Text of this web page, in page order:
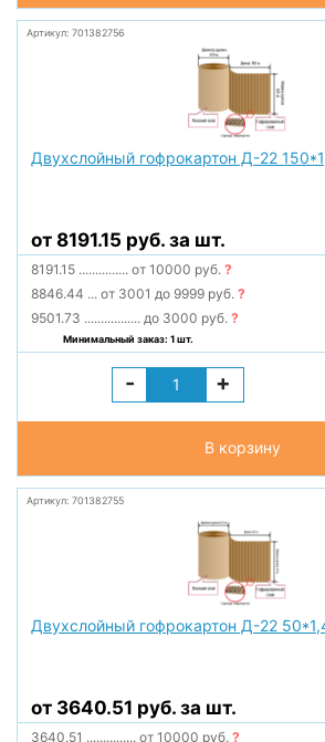
Артикул: 701382756
Двухслойный гофрокартон Д-22
от 8191.15 руб. за шт.
8191.15 ............... от 10000 руб.?
8846.44 ... от 3001 до 9999 руб.?
9501.73 ................. до 3000 руб.?
Минимальный заказ: 1 шт.
- +
В корзину
Артикул: 701382755
Двухслойный гофрокартон Д-22
от 3640.51 руб. за шт.
3640.51 ............... от 10000 руб.?